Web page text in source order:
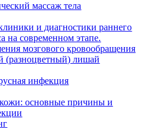
массаж тела
и диагностики раннего
на современном этапе.
мозгового кровообращения
(разноцветный) лишай
инфекция
основные причины и